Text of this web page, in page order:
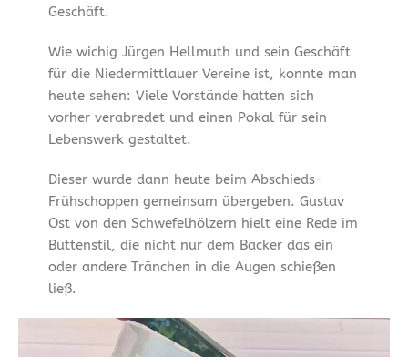
Geschäft.
Wie wichig Jürgen Hellmuth und sein Geschäft
für die Niedermittlauer Vereine ist, konnte man
heute sehen: Viele Vorstände hatten sich
vorher verabredet und einen Pokal für sein
Lebenswerk gestaltet.
Dieser wurde dann heute beim Abschieds-
Frühschoppen gemeinsam übergeben. Gustav
Ost von den Schwefelhölzern hielt eine Rede im
Büttenstil, die nicht nur dem Bäcker das ein
oder andere Tränchen in die Augen schießen
ließ.